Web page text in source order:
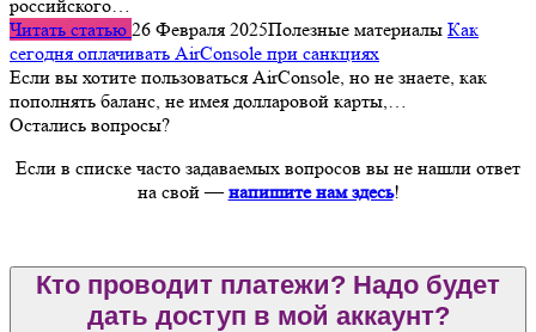
российского…
Читать статью 26 Февраля 2025Полезные материалы Как
сегодня оплачивать AirConsole при санкциях
Если вы хотите пользоваться AirConsole, но не знаете, как
пополнять баланс, не имея долларовой карты,…
Остались вопросы?
Если в списке часто задаваемых вопросов вы не нашли ответ
на свой —напишите нам здесь!
Кто проводит платежи? Надо будет
дать доступ в мой аккаунт?